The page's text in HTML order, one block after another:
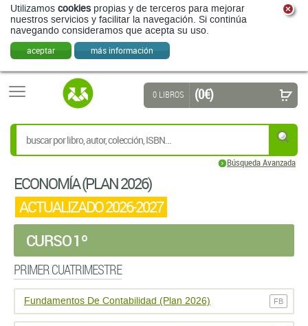
Utilizamos cookies propias y de terceros para mejorar
nuestros servicios y facilitar la navegación. Si continúa
navegando consideramos que acepta su uso.
aceptar más información
Búsqueda Avanzada
0 LIBROS (0 €)
ECONOMÍ­A (PLAN 2026)
ACTUALIZADO 2026-2027
CURSO 1º
PRIMER CUATRIMESTRE
Fundamentos De Contabilidad (Plan 2026) FB